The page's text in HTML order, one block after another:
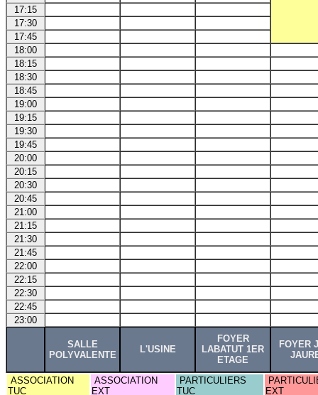
17:15
17:30
17:45
18:00
18:15
18:30
18:45
19:00
19:15
19:30
19:45
20:00
20:15
20:30
20:45
21:00
21:15
21:30
21:45
22:00
22:15
22:30
22:45
23:00
SALLE
POLYVALENTE
L'USINE
FOYER
LABATUT 1ER
ETAGE
FOYER
ASSOCIATION
TUC
ASSOCIATION
EXT
PARTICULIERS
TUC
EXT